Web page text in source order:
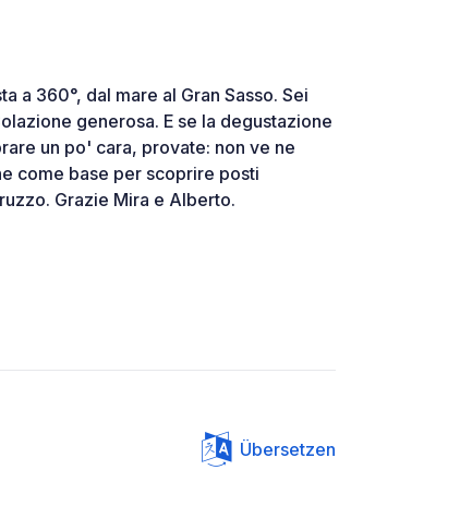
a 360°, dal mare al Gran Sasso. Sei
generosa. E se la degustazione
un po' cara, provate: non ve ne
come base per scoprire posti
Grazie Mira e Alberto.
Übersetzen